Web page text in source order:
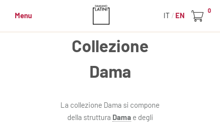
Menu IT EN
0
Collezione
Dama
La collezione Dama si compone
della struttura Damae degli